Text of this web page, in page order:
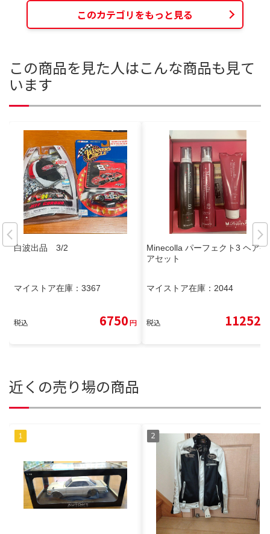
このカテゴリをもっと見る
この商品を見た人はこんな商品も見て
います
白波出品 3/2
マイストア在庫： 3367
税込 6750円
Minecolla パーフェクト3 ヘアケ
アセット
マイストア在庫： 2044
税込 11252
近くの売り場の商品